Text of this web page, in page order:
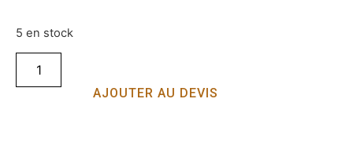
5 en stock
AJOUTER AU DEVIS